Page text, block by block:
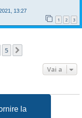
la
13:27
1 2 3
5
Vai a